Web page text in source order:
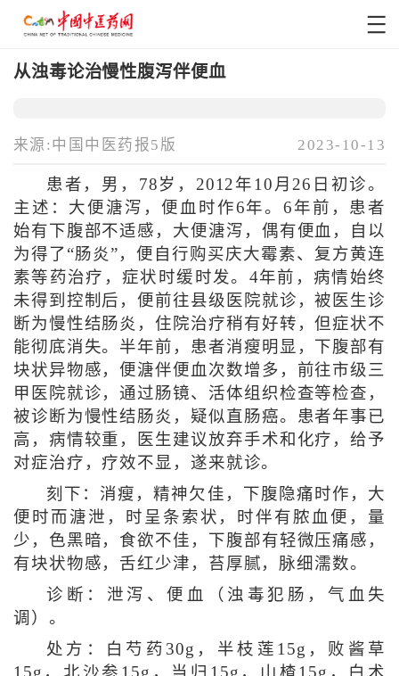
从浊毒论治慢性腹泻伴便血
来源:中国中医药报5版 2023-10-13
患者，男，78岁，2012年10月26日初诊。
主述：大便溏泻，便血时作6年。6年前，患者
始有下腹部不适感，大便溏泻，偶有便血，自以
为得了“肠炎”，便自行购买庆大霉素、复方黄连
素等药治疗，症状时缓时发。4年前，病情始终
未得到控制后，便前往县级医院就诊，被医生诊
断为慢性结肠炎，住院治疗稍有好转，但症状不
能彻底消失。半年前，患者消瘦明显，下腹部有
块状异物感，便溏伴便血次数增多，前往市级三
甲医院就诊，通过肠镜、活体组织检查等检查，
被诊断为慢性结肠炎，疑似直肠癌。患者年事已
高，病情较重，医生建议放弃手术和化疗，给予
对症治疗，疗效不显，遂来就诊。
刻下：消瘦，精神欠佳，下腹隐痛时作，大
便时而溏泄，时呈条索状，时伴有脓血便，量
少，色黑暗，食欲不佳，下腹部有轻微压痛感，
有块状物感，舌红少津，苔厚腻，脉细濡数。
诊断：泄泻、便血（浊毒犯肠，气血失
调）。
处方：白芍药30g，半枝莲15g，败酱草